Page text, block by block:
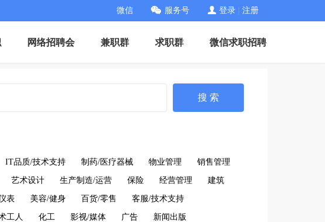
微信 服务号 登录 注册
网络招聘会 兼职群 求职群 微信求职招聘
搜 索
IT品质/技术支持 制药/医疗器械 物业管理 销售管理
艺术设计 生产制造/运营 保险 经营管理 建筑
表 美容/健身 百货/零售 客服/技术支持
工人 化工 影视/媒体 广告 新闻出版